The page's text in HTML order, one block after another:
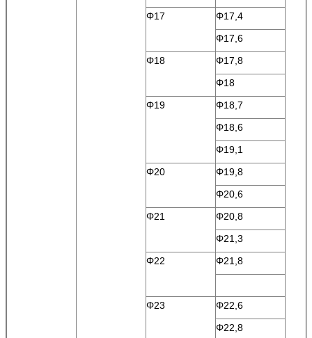
Φ17
Φ17,4
Φ17,6
Φ18
Φ17,8
Φ18
Φ19
Φ18,7
Φ18,6
Φ19,1
Φ20
Φ19,8
Φ20,6
Φ21
Φ20,8
Φ21,3
Φ22
Φ21,8
Φ23
Φ22,6
Φ22,8